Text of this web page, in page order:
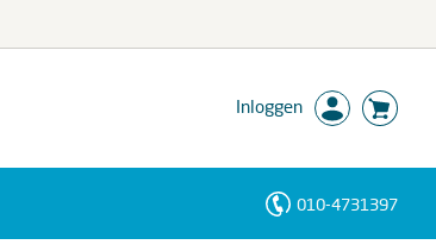
Inloggen
010-4731397